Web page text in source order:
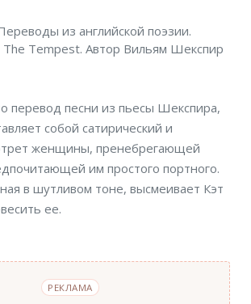
из английской поэзии.
The Tempest. Автор Вильям Шекспир
перевод песни из пьесы Шекспира,
собой сатирический и
женщины, пренебрегающей
им простого портного.
в шутливом тоне, высмеивает Кэт
ее.
РЕКЛАМА